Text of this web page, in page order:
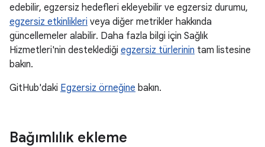
edebilir, egzersiz hedefleri ekleyebilir ve egzersiz durumu,
egzersiz etkinlikleri veya diğer metrikler hakkında
güncellemeler alabilir. Daha fazla bilgi için Sağlık
Hizmetleri'nin desteklediği egzersiz türlerinin tam listesine
bakın.
GitHub'daki Egzersiz örneğine bakın.
Bağımlılık ekleme